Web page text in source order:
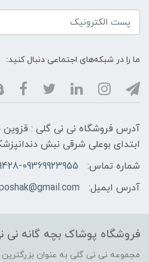
ما را در شبکه‌های اجتماعی دنبال کنید:
آدرس فروشگاه نی نی گلی : قزوین
ابتدای بوعلی شرقی نبش
شماره تماس:
09369923955
آدرس ایمیل:
فروشگاه پوشاک بچه گانه نی
مجموعه نی نی گلی به عنوان